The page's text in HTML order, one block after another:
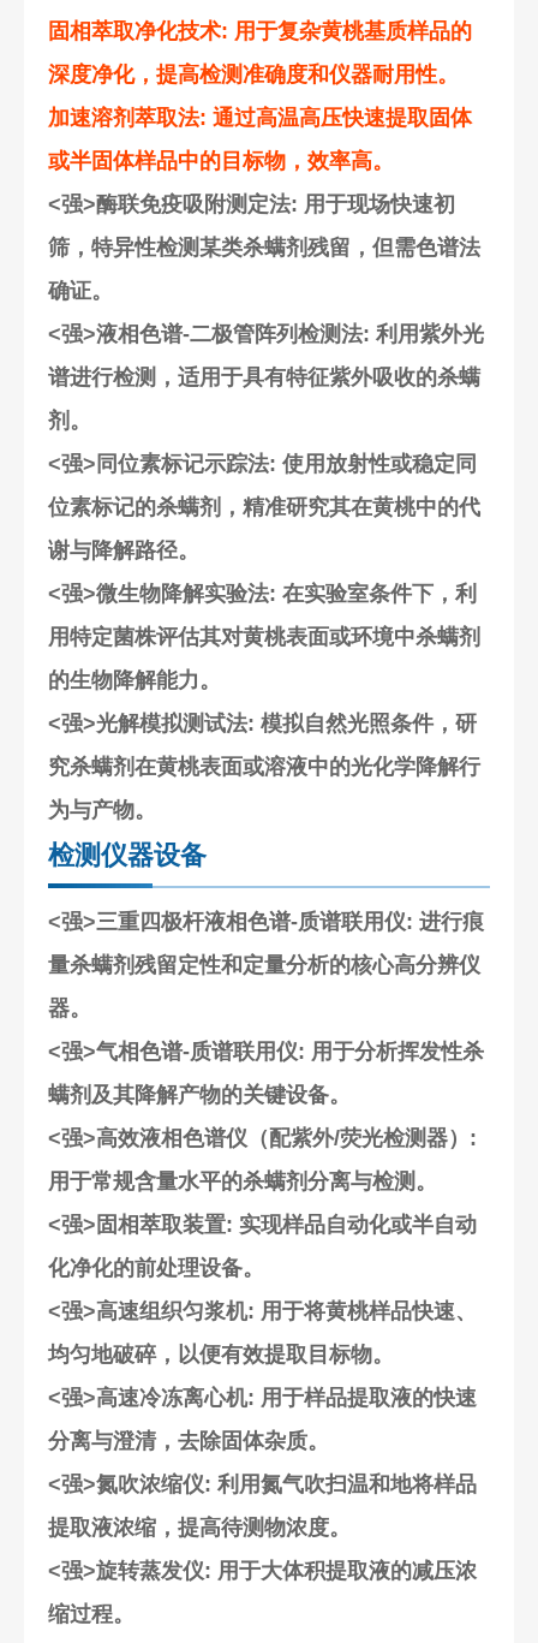
固相萃取净化技术: 用于复杂黄桃基质样品的
深度净化，提高检测准确度和仪器耐用性。
加速溶剂萃取法: 通过高温高压快速提取固体
或半固体样品中的目标物，效率高。
<强>酶联免疫吸附测定法: 用于现场快速初
筛，特异性检测某类杀螨剂残留，但需色谱法
确证。
<强>液相色谱-二极管阵列检测法: 利用紫外光
谱进行检测，适用于具有特征紫外吸收的杀螨
剂。
<强>同位素标记示踪法: 使用放射性或稳定同
位素标记的杀螨剂，精准研究其在黄桃中的代
谢与降解路径。
<强>微生物降解实验法: 在实验室条件下，利
用特定菌株评估其对黄桃表面或环境中杀螨剂
的生物降解能力。
<强>光解模拟测试法: 模拟自然光照条件，研
究杀螨剂在黄桃表面或溶液中的光化学降解行
为与产物。
检测仪器设备
<强>三重四极杆液相色谱-质谱联用仪: 进行痕
量杀螨剂残留定性和定量分析的核心高分辨仪
器。
<强>气相色谱-质谱联用仪: 用于分析挥发性杀
螨剂及其降解产物的关键设备。
<强>高效液相色谱仪（配紫外/荧光检测器） :
用于常规含量水平的杀螨剂分离与检测。
<强>固相萃取装置: 实现样品自动化或半自动
化净化的前处理设备。
<强>高速组织匀浆机: 用于将黄桃样品快速、
均匀地破碎，以便有效提取目标物。
<强>高速冷冻离心机: 用于样品提取液的快速
分离与澄清，去除固体杂质。
<强>氮吹浓缩仪: 利用氮气吹扫温和地将样品
提取液浓缩，提高待测物浓度。
<强>旋转蒸发仪: 用于大体积提取液的减压浓
缩过程。